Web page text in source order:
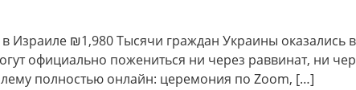
Израиле ₪1,980 Тысячи граждан Украины
официально пожениться ни через раввинат, ни
полностью онлайн: церемония по Zoom, […]